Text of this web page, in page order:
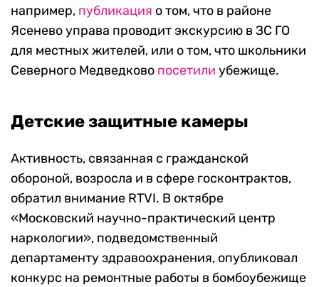
например, публикация о том, что в районе
Ясенево управа проводит экскурсию в ЗС ГО
для местных жителей, или о том, что школьники
Северного Медведково посетили убежище.
Детские защитные камеры
Активность, связанная с гражданской
обороной, возросла и в сфере госконтрактов,
обратил внимание RTVI. В октябре
«Московский научно-практический центр
наркологии», подведомственный
департаменту здравоохранения, опубликовал
конкурс на ремонтные работы в бомбоубежище